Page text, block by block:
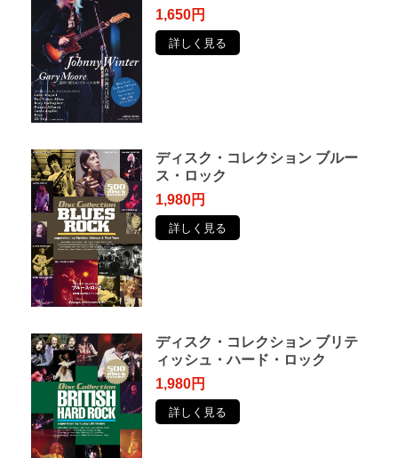
1,650円
詳しく見る
ディスク・コレクション ブルー
ス・ロック
1,980円
詳しく見る
ディスク・コレクション ブリテ
ィッシュ・ハード・ロック
1,980円
詳しく見る